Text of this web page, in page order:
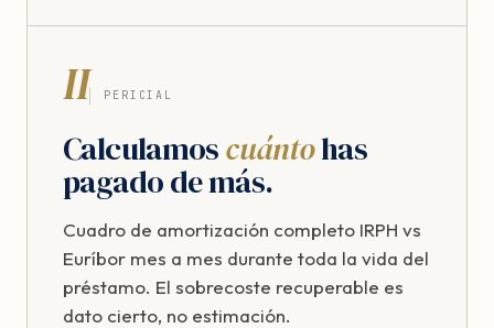
II PERICIAL
Calculamoscuántohas
pagado de más.
Cuadro de amortización completo IRPH vs
Euríbor mes a mes durante toda la vida del
préstamo. El sobrecoste recuperable es
dato cierto, no estimación.